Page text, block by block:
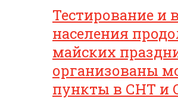
Тестирование и
населения
майских
организованы
пункты в СНТ и